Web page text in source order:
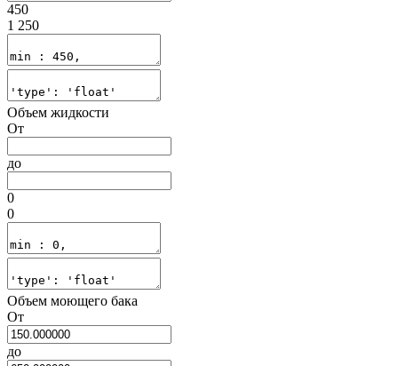
450
1 250
Объем жидкости
От
до
0
0
Объем моющего бака
От
до